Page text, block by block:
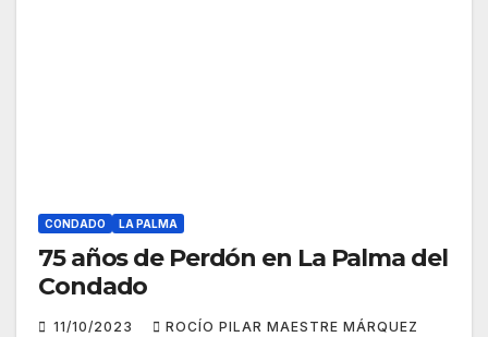
CONDADO LA PALMA
75 años de Perdón en La Palma del
Condado
11/10/2023 ROCÍO PILAR MAESTRE MÁRQUEZ